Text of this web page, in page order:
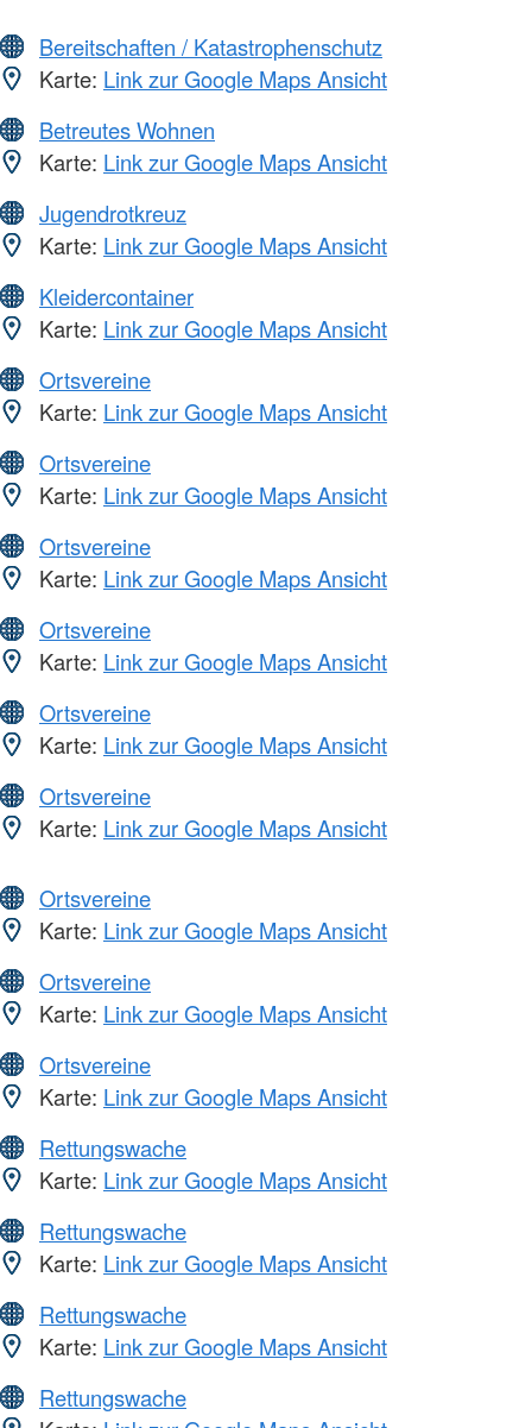
Bereitschaften / Katastrophenschutz
Karte: Link zur Google Maps Ansicht
Betreutes Wohnen
Karte: Link zur Google Maps Ansicht
Jugendrotkreuz
Karte: Link zur Google Maps Ansicht
Kleidercontainer
Karte: Link zur Google Maps Ansicht
Ortsvereine
Karte: Link zur Google Maps Ansicht
Ortsvereine
Karte: Link zur Google Maps Ansicht
Ortsvereine
Karte: Link zur Google Maps Ansicht
Ortsvereine
Karte: Link zur Google Maps Ansicht
Ortsvereine
Karte: Link zur Google Maps Ansicht
Ortsvereine
Karte: Link zur Google Maps Ansicht
Ortsvereine
Karte: Link zur Google Maps Ansicht
Ortsvereine
Karte: Link zur Google Maps Ansicht
Ortsvereine
Karte: Link zur Google Maps Ansicht
Rettungswache
Karte: Link zur Google Maps Ansicht
Rettungswache
Karte: Link zur Google Maps Ansicht
Rettungswache
Karte: Link zur Google Maps Ansicht
Rettungswache